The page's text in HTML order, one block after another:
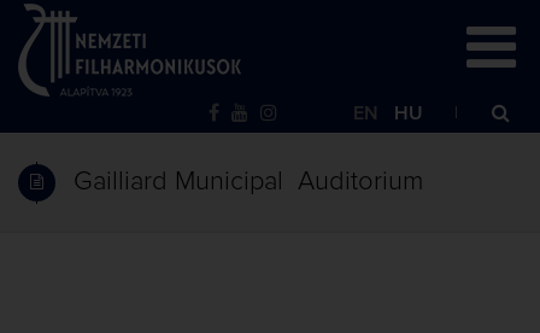
EN HU
Gailliard Municipal Auditorium